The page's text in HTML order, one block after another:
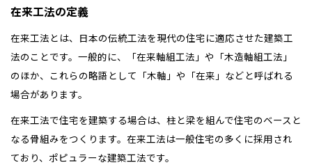
在来工法の定義
在来工法とは、日本の伝統工法を現代の住宅に適応させた建築工
法のことです。一般的に、「在来軸組工法」や「木造軸組工法」
のほか、これらの略語として「木軸」や「在来」などと呼ばれる
場合があります。
在来工法で住宅を建築する場合は、柱と梁を組んで住宅のベースと
なる骨組みをつくります。在来工法は一般住宅の多くに採用され
ており、ポピュラーな建築工法です。